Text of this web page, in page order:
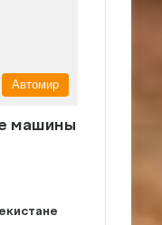
Автомир
машины